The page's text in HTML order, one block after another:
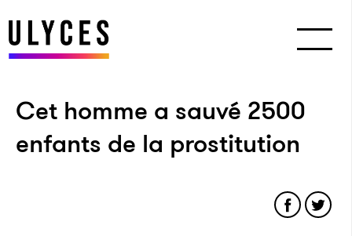
Cet homme a sauvé 2500
enfants de la prostitution